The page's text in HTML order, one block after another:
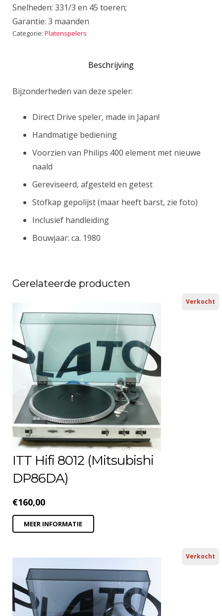
Snelheden: 331/3 en 45 toeren;
Garantie: 3 maanden
Categorie: Platenspelers
Beschrijving
Bijzonderheden van deze speler:
Direct Drive speler, made in Japan!
Handmatige bediening
Voorzien van Philips 400 element met nieuwe
naald
Gereviseerd, afgesteld en getest
Stofkap gepolijst (maar heeft barst, zie foto)
Inclusief handleiding
Bouwjaar: ca. 1980
Gerelateerde producten
Verkocht
ITT Hifi 8012 (Mitsubishi
DP86DA)
€160,00
MEER INFORMATIE
Verkocht